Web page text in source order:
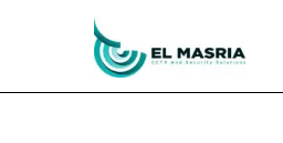
المحتوى